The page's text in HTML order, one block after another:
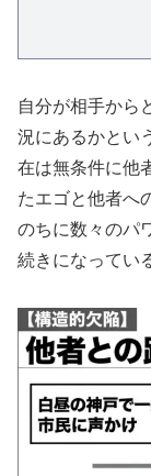
自分が相手から
況にあるかとい
在は無条件に他
たエゴと他者へ
のちに数々のパ
続きになってい